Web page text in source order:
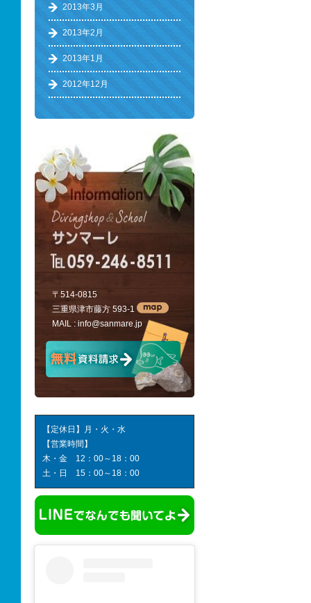
2013年3月
2013年2月
2013年1月
2012年12月
〒514-0815
三重県津市藤方 593-1
MAIL : info@sanmare.jp
【定休日】月・火・水
【営業時間】
木・金 12：00～18：00
土・日 15：00～18：00